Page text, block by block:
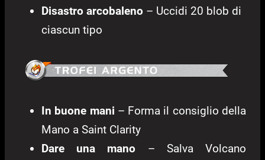
Disastro arcobaleno – Uccidi 20 blob di
ciascun tipo
In buone mani – Forma il consiglio della
Mano a Saint Clarity
Dare una mano – Salva Volcano